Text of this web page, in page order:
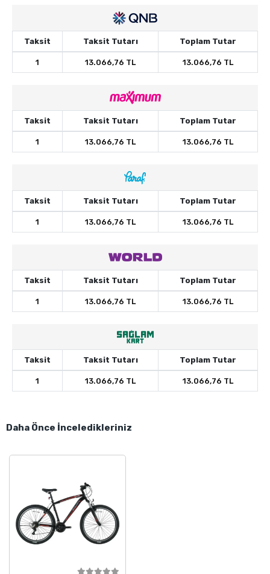
Taksit Taksit Tutarı Toplam Tutar
1 13.066,76 TL 13.066,76 TL
Taksit Taksit Tutarı Toplam Tutar
1 13.066,76 TL 13.066,76 TL
Taksit Taksit Tutarı Toplam Tutar
1 13.066,76 TL 13.066,76 TL
Taksit Taksit Tutarı Toplam Tutar
1 13.066,76 TL 13.066,76 TL
Taksit Taksit Tutarı Toplam Tutar
1 13.066,76 TL 13.066,76 TL
Daha Önce İnceledikleriniz